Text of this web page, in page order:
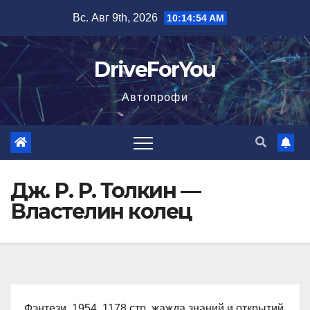
содержимому
Вс. Авг 9th, 2026 10:14:56 AM
DriveForYou
Автопрофи
Дж. Р. Р. Толкин —
Властелин колец